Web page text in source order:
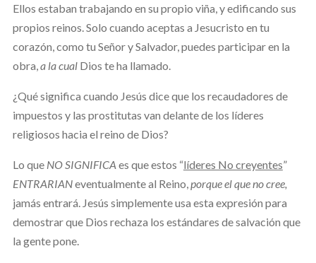
Ellos estaban trabajando en su propio viña, y edificando sus
propios reinos. Solo cuando aceptas a Jesucristo en tu
corazón, como tu Señor y Salvador, puedes participar en la
obra,a la cualDios te ha llamado.
¿Qué significa cuando Jesús dice que los recaudadores de
impuestos y las prostitutas van delante de los líderes
religiosos hacia el reino de Dios?
Lo que NO SIGNIFICA es que estos “líderes No creyentes”
ENTRARIANeventualmente al Reino,porque el que no cree,
jamás entrará. Jesús simplemente usa esta expresión para
demostrar que Dios rechaza los estándares de salvación que
la gente pone.